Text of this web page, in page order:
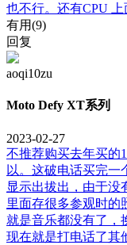
也不行。还有CPU 上
有用(9)
回复
aoqi10zu
Moto Defy XT系列
2023-02-27
不推荐购买去年买的
以。这破电话买完一
显示出拔出，由于没
里面存很多参观时的
就是音乐都没有了，
现在就是打电话了其